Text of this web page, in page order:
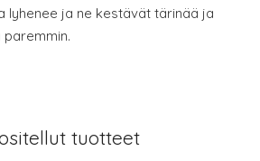
lyhenee ja ne kestävät tärinää ja
tuotteet